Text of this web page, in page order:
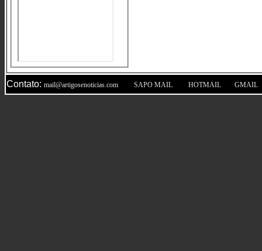
Contato: mail@artigosenoticias.com SAPO MAIL HOTMAIL GMAIL